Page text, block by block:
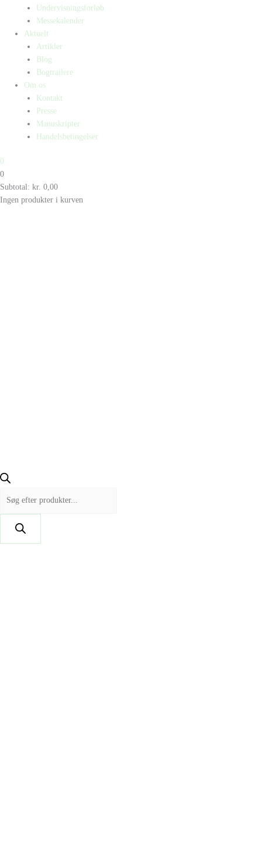
Undervisningsforløb
Messekalender
Aktuelt
Artikler
Blog
Bogtrailere
Om os
Kontakt
Presse
Manuskripter
Handelsbetingelser
0
0
Subtotal: kr. 0,00
Ingen produkter i kurven